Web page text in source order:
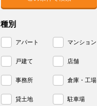
種別
アパート マンション
戸建て 店舗
事務所 倉庫・工場
貸土地 駐車場